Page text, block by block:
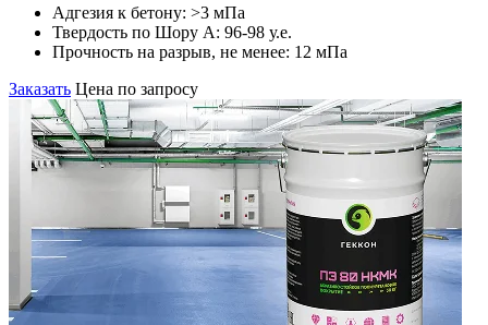
Адгезия к бетону: >3 мПа
Твердость по Шору А: 96-98 у.е.
Прочность на разрыв, не менее: 12 мПа
Заказать Цена по запросу